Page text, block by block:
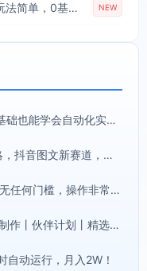
快手拉新项目，单价最高17米一单，玩法简单，0基础也能轻松上手(更新08月07日) NEW
Agent AI智能体零到一系统课；零基础也能学会自动化实战，从核心概念到Coze工作流搭建完整覆盖
外面卖188的AI伪记录片掘金全攻略，抖音图文新赛道，轻松涨粉变现，拿创作者伙伴计划收益【文档】
2026年即梦AI拉新项目最新玩法，无任何门槛，操作非常简单，人人都可做，拉新佣金最高13米每单(更新08月07日)
历史人物，诗人一生Vlog教学， AI制作丨伙伴计划丨精选收益丨商单收徒 ，新领域红利期，抓紧做
自动运行，月入2W！